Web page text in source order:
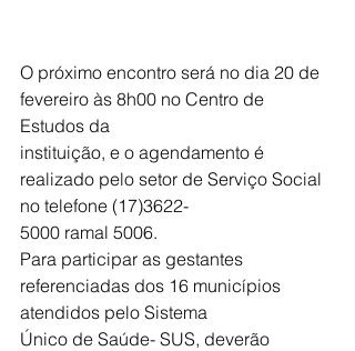
O próximo encontro será no dia 20 de
fevereiro às 8h00 no Centro de
Estudos da
instituição, e o agendamento é
realizado pelo setor de Serviço Social
no telefone (17)3622-
5000 ramal 5006.
Para participar as gestantes
referenciadas dos 16 municípios
atendidos pelo Sistema
Único de Saúde- SUS, deverão